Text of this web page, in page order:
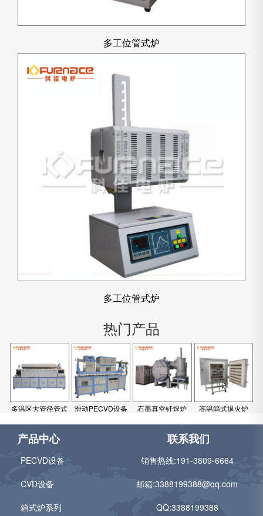
多工位管式炉
多工位管式炉
热门产品
多温区大管径管式
滑动PECVD设备 石墨真空钎焊炉 高温箱式退火炉
产品中心
PECVD设备
CVD设备
箱式炉系列
联系我们
销售热线:191-3809-6664
邮箱:3388199388@qq.com
QQ:3388199388